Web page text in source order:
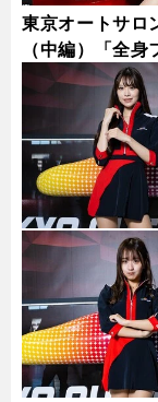
東京オートサ
（中編）「全身